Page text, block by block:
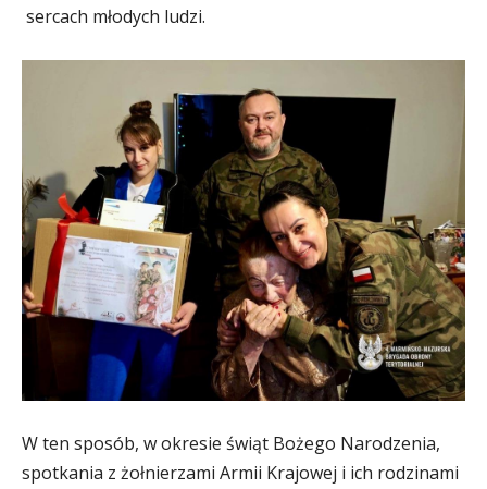
sercach młodych ludzi.
W ten sposób, w okresie świąt Bożego Narodzenia,
spotkania z żołnierzami Armii Krajowej i ich rodzinami